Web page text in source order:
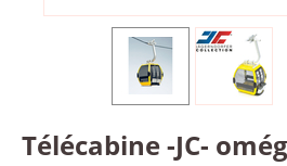
Télécabine -JC-